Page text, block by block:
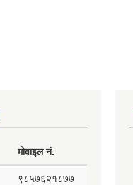
मोवाइल नं.
९८५७६२१८७७